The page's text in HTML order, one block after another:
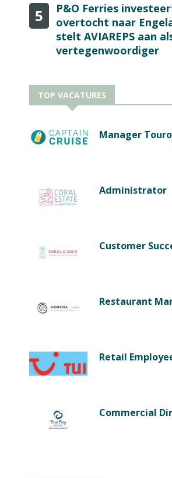
5
P&O Ferries
overtocht naar
stelt AVIAREPS aan
vertegenwoordiger
TOP VACATURES
Manager
Administrator
Customer
Restaurant
Retail
Commercial